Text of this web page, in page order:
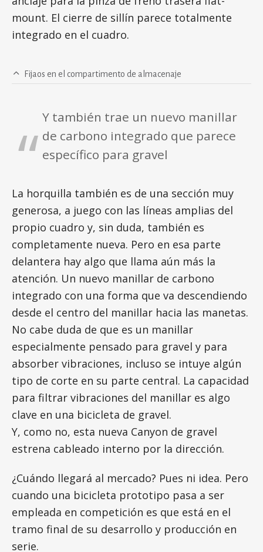
mount. El cierre de sillín parece totalmente
integrado en el cuadro.
Fijaos en el compartimento de almacenaje
Y también trae un nuevo manillar
de carbono integrado que parece
específico para gravel
La horquilla también es de una sección muy
generosa, a juego con las líneas amplias del
propio cuadro y, sin duda, también es
completamente nueva. Pero en esa parte
delantera hay algo que llama aún más la
atención. Un nuevo manillar de carbono
integrado con una forma que va descendiendo
desde el centro del manillar hacia las manetas.
No cabe duda de que es un manillar
especialmente pensado para gravel y para
absorber vibraciones, incluso se intuye algún
tipo de corte en su parte central. La capacidad
para filtrar vibraciones del manillar es algo
clave en una bicicleta de gravel.
Y, como no, esta nueva Canyon de gravel
estrena cableado interno por la dirección.
¿Cuándo llegará al mercado? Pues ni idea. Pero
cuando una bicicleta prototipo pasa a ser
empleada en competición es que está en el
tramo final de su desarrollo y producción en
serie.